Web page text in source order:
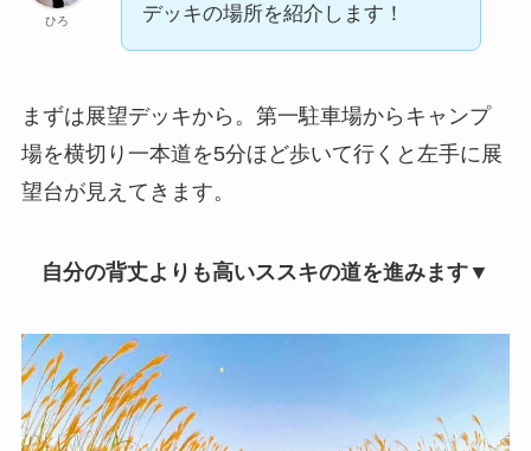
ひろ
デッキの場所を紹介します！
まずは展望デッキから。第一駐車場からキャンプ
場を横切り一本道を5分ほど歩いて行くと左手に展
望台が見えてきます。
自分の背丈よりも高いススキの道を進みます▼